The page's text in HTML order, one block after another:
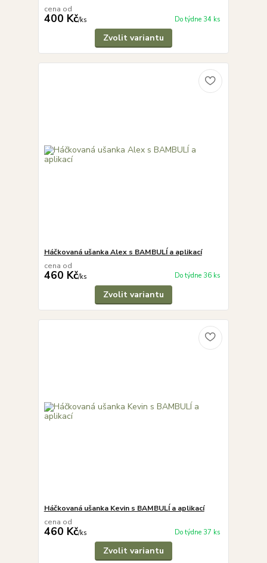
cena od
400 Kč/ks Do týdne 34 ks
Zvolit variantu
Háčkovaná ušanka Alex s BAMBULÍ a aplikací
cena od
460 Kč/ks Do týdne 36 ks
Zvolit variantu
Háčkovaná ušanka Kevin s BAMBULÍ a aplikací
cena od
460 Kč/ks Do týdne 37 ks
Zvolit variantu